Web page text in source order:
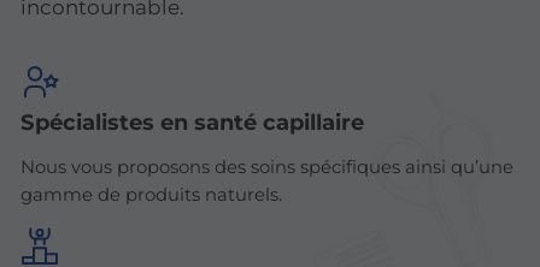
incontournable.
Spécialistes en santé capillaire
Nous vous proposons des soins spécifiques ainsi qu’une
gamme de produits naturels.